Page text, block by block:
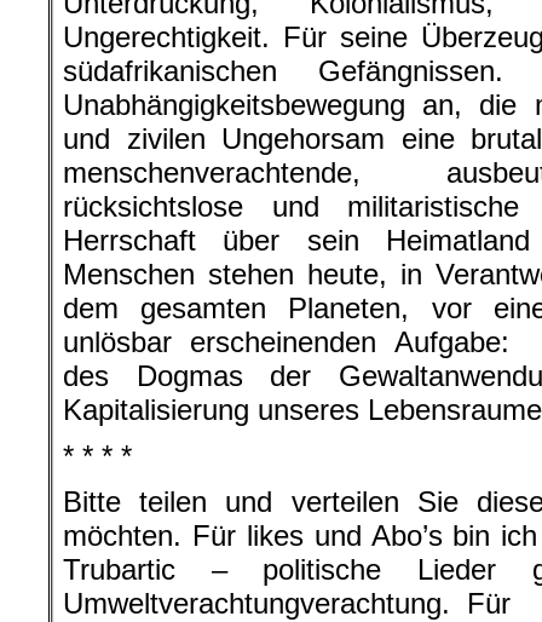
Ungerechtigkeit. Für seine
südafrikanischen
Unabhängigkeitsbewegung an, die
und zivilen Ungehorsam eine
menschenverachtende,
rücksichtslose und
Herrschaft über sein
Menschen stehen heute, in
dem gesamten Planeten, vor
unlösbar erscheinenden Aufgabe:
des Dogmas der
Kapitalisierung unseres
* * * *
Bitte teilen und verteilen Sie
möchten. Für likes und Abo’s bin
Trubartic – politische Lieder
Umweltverachtungverachtung.